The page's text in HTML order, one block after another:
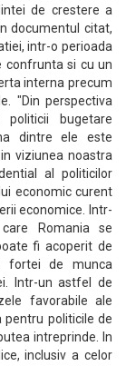
de crestere a
documentul citat,
intr-o perioada
confrunta si cu un
interna precum
"Din perspectiva
bugetare
dintre ele este
viziunea noastra
al politicilor
economic curent
economice. Intr-
Romania se
fi acoperit de
fortei de munca
Intr-un astfel de
favorabile ale
politicile de
intreprinde. In
inclusiv a celor